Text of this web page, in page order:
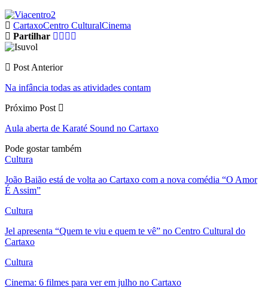
CartaxoCentro CulturalCinema
Partilhar
Post Anterior
Na infância todas as atividades contam
Próximo Post
Aula aberta de Karaté Sound no Cartaxo
Pode gostar também
Cultura
João Baião está de volta ao Cartaxo com a nova comédia “O Amor
É Assim”
Cultura
Jel apresenta “Quem te viu e quem te vê” no Centro Cultural do
Cartaxo
Cultura
Cinema: 6 filmes para ver em julho no Cartaxo